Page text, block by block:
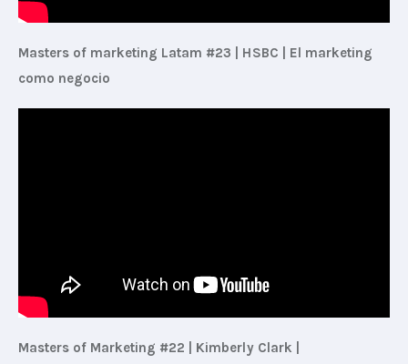
Masters of marketing Latam #23 | HSBC | El marketing
como negocio
Masters of Marketing #22 | Kimberly Clark |